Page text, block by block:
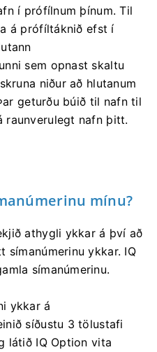
í prófílnum þínum. Til
á prófíltáknið efst í
sem opnast skaltu
niður að hlutanum
geturðu búið til nafn til
raunverulegt nafn þitt.
mínu?
athygli ykkar á því að
símanúmerinu ykkar. IQ
símanúmerinu.
ykkar á
síðustu 3 tölustafi
látið IQ Option vita